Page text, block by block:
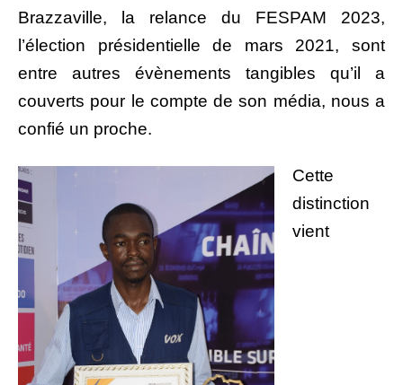
Brazzaville, la relance du FESPAM 2023,
l’élection présidentielle de mars 2021, sont
entre autres évènements tangibles qu’il a
couverts pour le compte de son média, nous a
confié un proche.
Cette
distinction
vient